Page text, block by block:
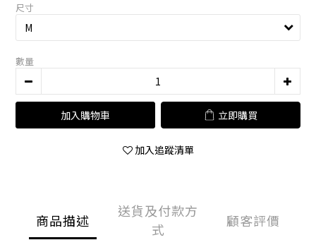
尺寸
數量
加入購物車 立即購買
加入追蹤清單
商品描述
送貨及付款方
式
顧客評價